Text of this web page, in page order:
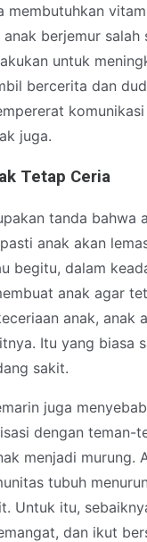
membutuhkan
berjemur salah
untuk
bercerita dan
juga.
Tetap Ceria
tanda bahwa
anak akan
begitu, dalam
anak agar
anak, anak
Itu yang biasa
sakit.
juga
dengan teman-
menjadi murung.
tubuh
Untuk itu,
dan ikut